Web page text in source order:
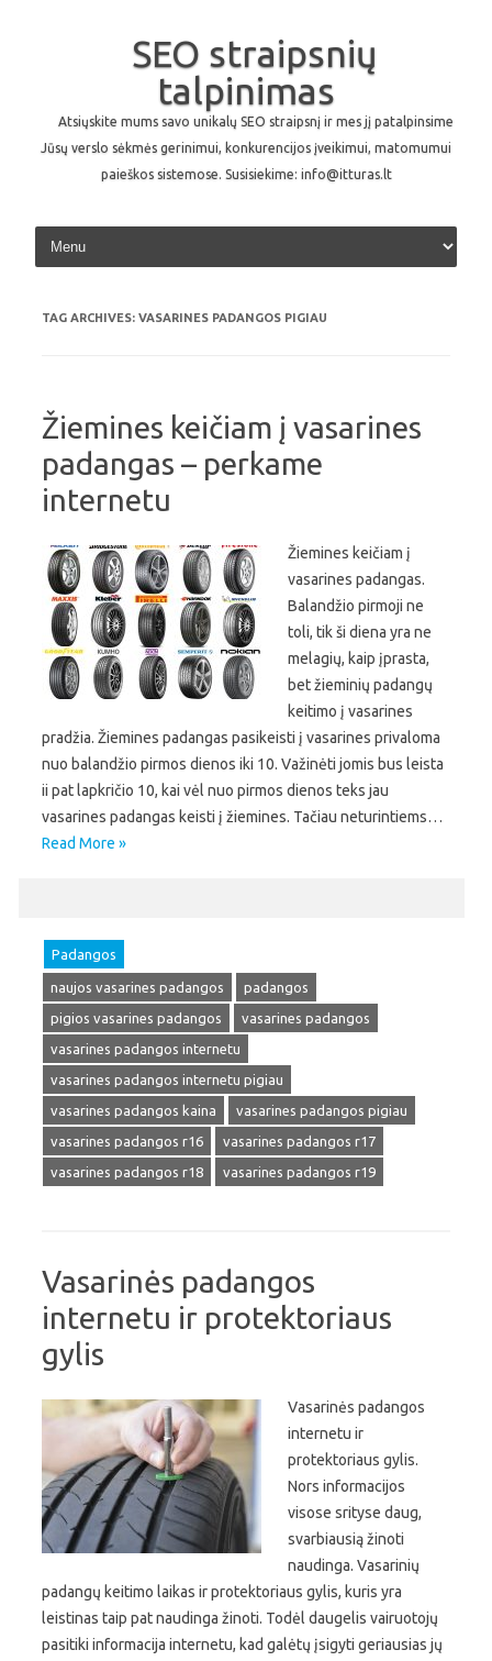
SEO straipsnių
talpinimas
Atsiųskite mums savo unikalų SEO straipsnį ir mes jį patalpinsime
Jūsų verslo sėkmės gerinimui, konkurencijos įveikimui, matomumui
paieškos sistemose. Susisiekime: info@itturas.lt
Skip to content
TAG ARCHIVES: VASARINES PADANGOS PIGIAU
Žiemines keičiam į vasarines
padangas – perkame
internetu
Žiemines keičiam į
vasarines padangas.
Balandžio pirmoji ne
toli, tik ši diena yra ne
melagių, kaip įprasta,
bet žieminių padangų
keitimo į vasarines
pradžia. Žiemines padangas pasikeisti į vasarines privaloma
nuo balandžio pirmos dienos iki 10. Važinėti jomis bus leista
ii pat lapkričio 10, kai vėl nuo pirmos dienos teks jau
vasarines padangas keisti į žiemines. Tačiau neturintiems…
Read More »
Padangos
naujos vasarines padangos
padangos
pigios vasarines padangos
vasarines padangos
vasarines padangos internetu
vasarines padangos internetu pigiau
vasarines padangos kaina
vasarines padangos pigiau
vasarines padangos r16
vasarines padangos r17
vasarines padangos r18
vasarines padangos r19
Vasarinės padangos
internetu ir protektoriaus
gylis
Vasarinės padangos
internetu ir
protektoriaus gylis.
Nors informacijos
visose srityse daug,
svarbiausią žinoti
naudinga. Vasarinių
padangų keitimo laikas ir protektoriaus gylis, kuris yra
leistinas taip pat naudinga žinoti. Todėl daugelis vairuotojų
pasitiki informacija internetu, kad galėtų įsigyti geriausias jų